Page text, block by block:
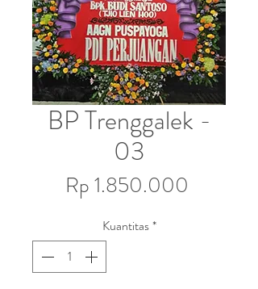
BP Trenggalek -
03
Rp 1.850.000
Kuantitas*